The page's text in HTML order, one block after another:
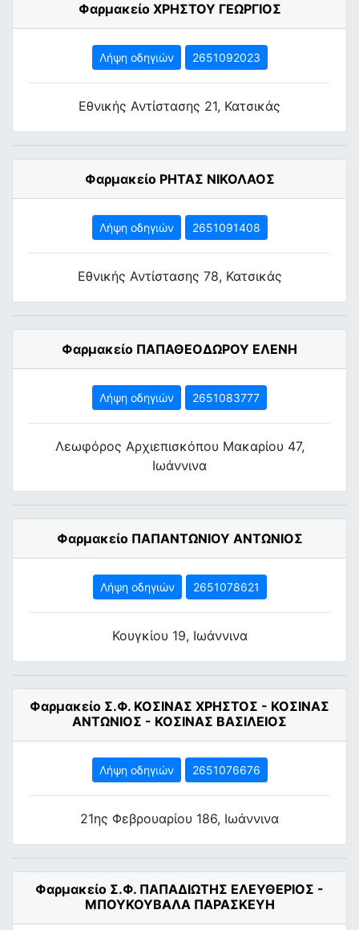
Φαρμακείο ΧΡΗΣΤΟΥ ΓΕΩΡΓΙΟΣ
Λήψη οδηγιών 2651092023
Εθνικής Αντίστασης 21, Κατσικάς
Φαρμακείο ΡΗΤΑΣ ΝΙΚΟΛΑΟΣ
Λήψη οδηγιών 2651091408
Εθνικής Αντίστασης 78, Κατσικάς
Φαρμακείο ΠΑΠΑΘΕΟΔΩΡΟΥ ΕΛΕΝΗ
Λήψη οδηγιών 2651083777
Λεωφόρος Αρχιεπισκόπου Μακαρίου 47,
Ιωάννινα
Φαρμακείο ΠΑΠΑΝΤΩΝΙΟΥ ΑΝΤΩΝΙΟΣ
Λήψη οδηγιών 2651078621
Κουγκίου 19, Ιωάννινα
Φαρμακείο Σ.Φ. ΚΟΣΙΝΑΣ ΧΡΗΣΤΟΣ - ΚΟΣΙΝΑΣ
ΑΝΤΩΝΙΟΣ - ΚΟΣΙΝΑΣ ΒΑΣΙΛΕΙΟΣ
Λήψη οδηγιών 2651076676
21ης Φεβρουαρίου 186, Ιωάννινα
Φαρμακείο Σ.Φ. ΠΑΠΑΔΙΩΤΗΣ ΕΛΕΥΘΕΡΙΟΣ -
ΜΠΟΥΚΟΥΒΑΛΑ ΠΑΡΑΣΚΕΥΗ